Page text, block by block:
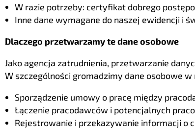
W razie potrzeby: certyfikat dobrego
Inne dane wymagane do naszej ewidencji i
Dlaczego przetwarzamy te dane osobowe
Jako agencja zatrudnienia, przetwarzanie
W szczególności gromadzimy dane osobowe
Sporządzenie umowy o pracę między
Łączenie pracodawców i potencjalnych
Rejestrowanie i przekazywanie informacji o